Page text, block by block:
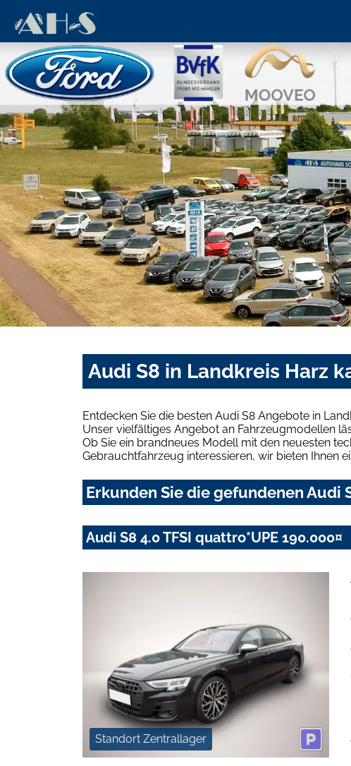
Audi S8 in Landkreis Harz
Entdecken Sie die besten Audi S8 Angebote in
Unser vielfältiges Angebot an Fahrzeugmodellen
Ob Sie ein brandneues Modell mit den neuesten
Gebrauchtfahrzeug interessieren, wir bieten Ihnen
Erkunden Sie die gefundenen Audi
Audi S8 4.0 TFSI quattro*UPE 190.000¤
Standort Zentrallager